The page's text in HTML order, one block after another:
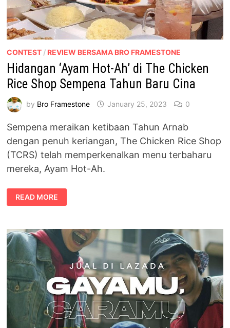
CONTEST / REVIEW BERSAMA BRO FRAMESTONE
Hidangan ‘Ayam Hot-Ah’ di The Chicken
Rice Shop Sempena Tahun Baru Cina
by Bro Framestone January 25, 2023 0
Sempena meraikan ketibaan Tahun Arnab
dengan penuh keriangan, The Chicken Rice Shop
(TCRS) telah memperkenalkan menu terbaharu
mereka, Ayam Hot-Ah.
HIDANGAN
‘AYAM
HOT-
THE
CHICKEN
RICE
SHOP
SEMPENA
TAHUN
BARU
CINA
READ MORE